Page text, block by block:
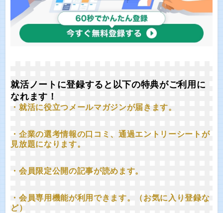
就活ノートに登録すると以下の特典がご利用に
なれます！
・就活に役立つメールマガジンが届きます。
・企業の選考情報の口コミ、通過エントリーシートが
見放題になります。
・会員限定公開の記事が読めます。
・会員専用機能が利用できます。（お気に入り登録な
ど）